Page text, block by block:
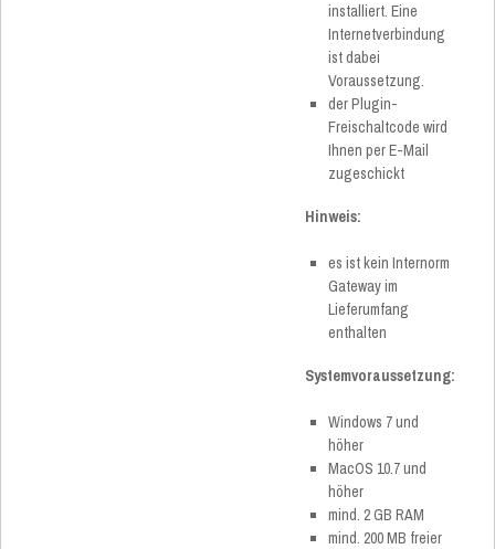
installiert. Eine
Internetverbindung
ist dabei
Voraussetzung.
der Plugin-
Freischaltcode wird
Ihnen per E-Mail
zugeschickt
Hinweis:
es ist kein Internorm
Gateway im
Lieferumfang
enthalten
Systemvoraussetzung:
Windows 7 und
höher
MacOS 10.7 und
höher
mind. 2 GB RAM
mind. 200 MB freier